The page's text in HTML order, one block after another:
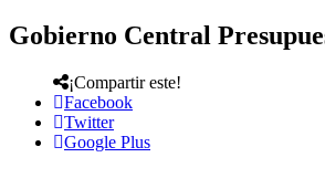
Gobierno Central
¡Compartir este!
Facebook
Twitter
Google Plus